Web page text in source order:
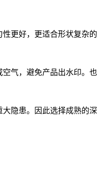
更好，更适合形状复杂的
气，避免产品出水印。也
隐患。因此选择成熟的深